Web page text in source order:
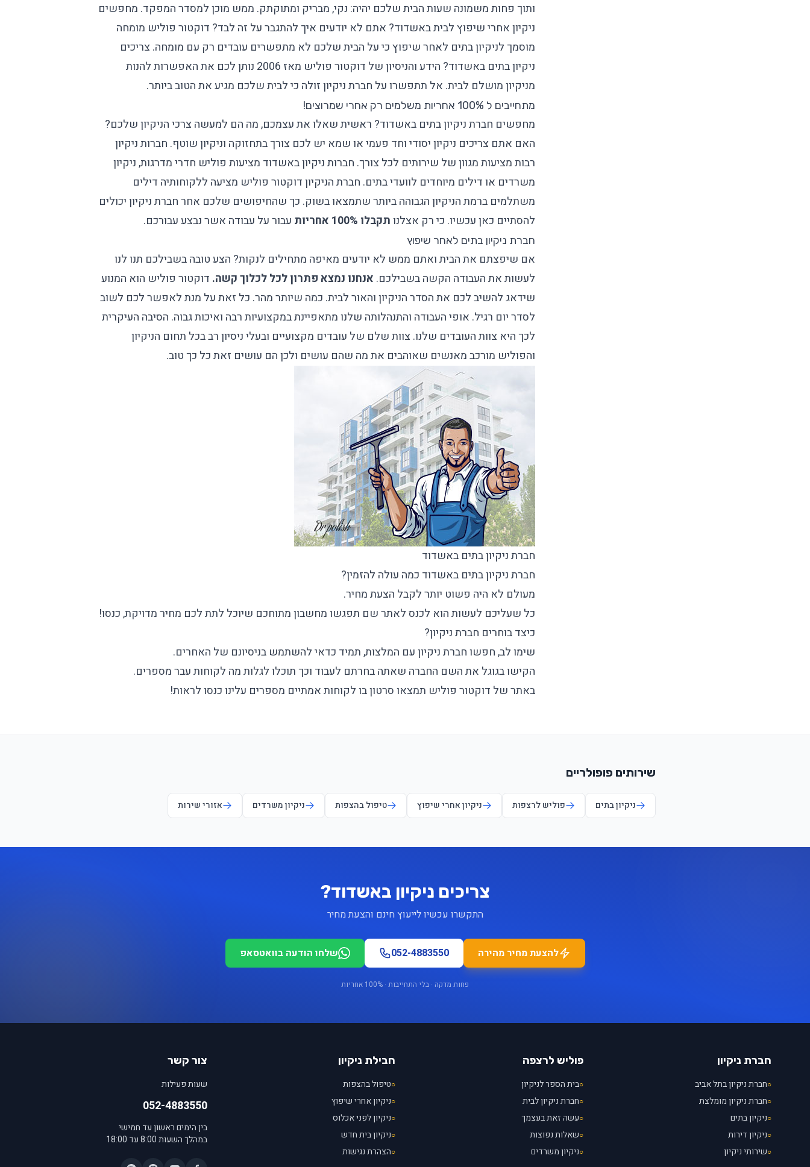
ותוך פחות משמונה שעות הבית שלכם יהיה: נקי, מבריק ומתוקתק. ממש מוכן למסדר המפקד. מחפשים
ניקיון אחרי שיפוץ לבית באשדוד? אתם לא יודעים איך להתגבר על זה לבד? דוקטור פוליש מומחה
מוסמך לניקיון בתים לאחר שיפוץ כי על הבית שלכם לא מתפשרים עובדים רק עם מומחה. צריכים
ניקיון בתים באשדוד? הידע והניסיון של דוקטור פוליש מאז 2006 נותן לכם את האפשרות להנות
מניקיון מושלם לבית. אל תתפשרו על חברת ניקיון זולה כי לבית שלכם מגיע את הטוב ביותר.
מתחייבים ל 100% אחריות משלמים רק אחרי שמרוצים!
מחפשים חברת ניקיון בתים באשדוד? ראשית שאלו את עצמכם, מה הם למעשה צרכי הניקיון שלכם?
האם אתם צריכים ניקיון יסודי וחד פעמי או שמא יש לכם צורך בתחזוקה וניקיון שוטף. חברות ניקיון
רבות מציעות מגוון של שירותים לכל צורך. חברות ניקיון באשדוד מציעות פוליש חדרי מדרגות, ניקיון
משרדים או דילים מיוחדים לוועדי בתים. חברת הניקיון דוקטור פוליש מציעה ללקוחותיה דילים
משתלמים ברמת הניקיון הגבוהה ביותר שתמצאו בשוק. כך שהחיפושים שלכם אחרחברת ניקיוןיכולים
להסתיים כאן עכשיו. כי רק אצלנותקבלו 100% אחריות עבור על עבודה אשר נבצע עבורכם.
חברת ניקיון בתים לאחר שיפוץ
אם שיפצתם את הבית ואתם ממש לא יודעים מאיפה מתחילים לנקות? הצע טובה בשבילכם תנו לנו
לעשות את העבודה הקשה בשבילכם. אנחנו נמצא פתרון לכל לכלוך קשה. דוקטור פוליש הוא המנוע
שידאג להשיב לכם את הסדר הניקיון והאור לבית. כמה שיותר מהר. כל זאת על מנת לאפשר לכם לשוב
לסדר יום רגיל. אופי העבודה והתנהלותה שלנו מתאפיינת במקצועיות רבה ואיכות גבוה. הסיבה העיקרית
לכך היא צוות העובדים שלנו. צוות שלם של עובדים מקצועיים ובעלי ניסיון רב בכל תחום הניקיון
והפוליש מורכב מאנשים שאוהבים את מה שהם עושים ולכן הם עושים זאת כל כך טוב.
חברת ניקיון בתים באשדוד
חברת ניקיון בתים באשדוד כמה עולה להזמין?
מעולם לא היה פשוט יותר לקבל הצעת מחיר.
כל שעליכם לעשות הוא לכנס לאתר שם תפגשו מחשבון מתוחכם שיוכל לתת לכם מחיר מדויקת, כנסו!
כיצד בוחרים חברת ניקיון?
שימו לב, חפשו חברת ניקיון עם המלצות, תמיד כדאי להשתמש בניסיונם של האחרים.
הקישו בגוגל את השם החברה שאתה בחרתם לעבוד וכך תוכלו לגלות מה לקוחות עבר מספרים.
באתר של דוקטור פוליש תמצאו סרטון בו לקוחות אמתיים מספרים עלינו כנסו לראות!
שירותים פופולריים
ניקיון בתים פוליש לרצפות ניקיון אחרי שיפוץ טיפול בהצפות ניקיון משרדים אזורי שירות
צריכים ניקיון באשדוד?
התקשרו עכשיו לייעוץ חינם והצעת מחיר
להצעת מחיר מהירה 052-4883550 שלחו הודעה בוואטסאפ
פחות מדקה · בלי התחייבות · 100% אחריות
חברת ניקיון
○חברת ניקיון בתל אביב
○חברת ניקיון מומלצת
○ניקיון בתים
○ניקיון דירות
○שירותי ניקיון
פוליש לרצפה
○בית הספר לניקיון
○חברת ניקיון לבית
○עשה זאת בעצמך
○שאלות נפוצות
○ניקיון משרדים
חבילת ניקיון
○טיפול בהצפות
○ניקיון אחרי שיפוץ
○ניקיון לפני אכלוס
○ניקיון בית חדש
○הצהרת נגישות
צור קשר
שעות פעילות
052-4883550
בין הימים ראשון עד חמישי
במהלך השעות 8:00 עד 18:00